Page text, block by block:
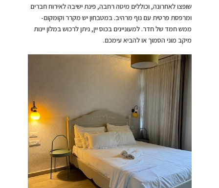
שופצו לאחרונה, וכוללים מיטה רחבה, פינת ישיבה לאירוח חברים
ומרפסת פרטית עם נוף מרהיב. במטבחון יש מקרר וקומקום-
ממש חמד של חדר. למעוניינים בכוס יין, ניתן לרכוש במלון יינות
מיקב מוני הסמוך או להביא עימכם.